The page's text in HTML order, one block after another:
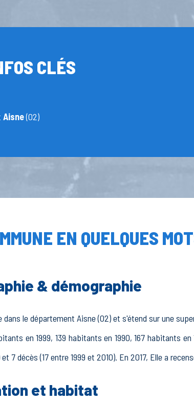
CLÉS
Aisne(02)
EN QUELQUES
& démographie
dans le département Aisne (02) et s'étend sur une
en 1999, 139 habitants en 1990, 167 habitants
et 7 décès (17 entre 1999 et 2010). En 2017, Elle a
et habitat